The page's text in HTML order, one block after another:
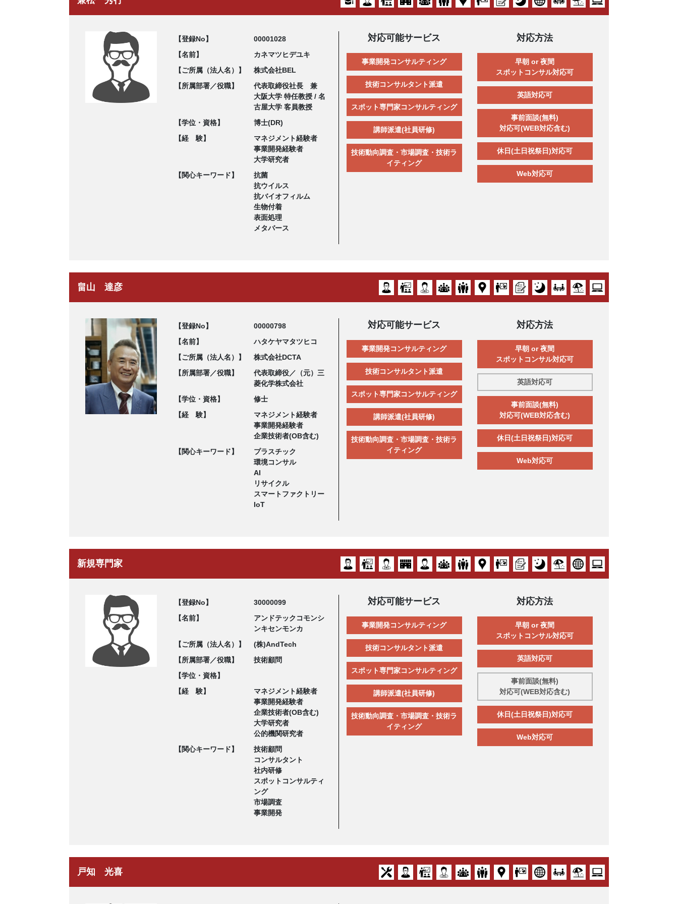
【登録No】
00001028
【名前】
カネマツヒデユキ
【ご所属（法人名）】
株式会社BEL
【所属部署／役職】
代表取締役社長 兼
大阪大学 特任教授 / 名
古屋大学 客員教授
【学位・資格】
博士(DR)
【経 験】
マネジメント経験者
事業開発経験者
大学研究者
【関心キーワード】
抗菌
抗ウイルス
抗バイオフィルム
生物付着
表面処理
メタバース
対応可能サービス
事業開発コンサルティング
技術コンサルタント派遣
スポット専門家コンサルティング
講師派遣(社員研修)
技術動向調査・市場調査・技術ラ
イティング
対応方法
早朝 or 夜間
スポットコンサル対応可
英語対応可
事前面談(無料)
対応可(WEB対応含む)
休日(土日祝祭日)対応可
Web対応可
畠山 達彦
【登録No】
00000798
【名前】
ハタケヤマタツヒコ
【ご所属（法人名）】
株式会社DCTA
【所属部署／役職】
代表取締役／（元）三
菱化学株式会社
【学位・資格】
修士
【経 験】
マネジメント経験者
事業開発経験者
企業技術者(OB含む)
【関心キーワード】
プラスチック
環境コンサル
AI
リサイクル
スマートファクトリー
IoT
対応可能サービス
事業開発コンサルティング
技術コンサルタント派遣
スポット専門家コンサルティング
講師派遣(社員研修)
技術動向調査・市場調査・技術ラ
イティング
対応方法
早朝 or 夜間
スポットコンサル対応可
英語対応可
事前面談(無料)
対応可(WEB対応含む)
休日(土日祝祭日)対応可
Web対応可
新規専門家
【登録No】
30000099
【名前】
アンドテックコモンシ
ンキセンモンカ
【ご所属（法人名）】
(株)AndTech
【所属部署／役職】
技術顧問
【学位・資格】
【経 験】
マネジメント経験者
事業開発経験者
企業技術者(OB含む)
大学研究者
公的機関研究者
【関心キーワード】
技術顧問
コンサルタント
社内研修
スポットコンサルティ
ング
市場調査
事業開発
対応可能サービス
事業開発コンサルティング
技術コンサルタント派遣
スポット専門家コンサルティング
講師派遣(社員研修)
技術動向調査・市場調査・技術ラ
イティング
対応方法
早朝 or 夜間
スポットコンサル対応可
英語対応可
事前面談(無料)
対応可(WEB対応含む)
休日(土日祝祭日)対応可
Web対応可
戸知 光喜